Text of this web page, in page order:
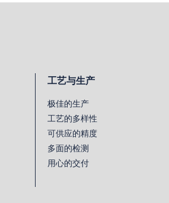
工艺与生产
极佳的生产
工艺的多样性
可供应的精度
多面的检测
用心的交付